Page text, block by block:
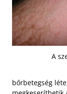
A
bőrbetegség